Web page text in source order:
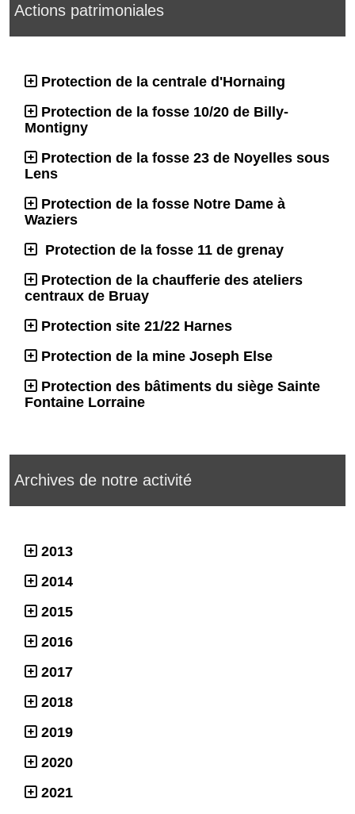
Actions patrimoniales
Protection de la centrale d'Hornaing
Protection de la fosse 10/20 de Billy-
Montigny
Protection de la fosse 23 de Noyelles sous
Lens
Protection de la fosse Notre Dame à
Waziers
Protection de la fosse 11 de grenay
Protection de la chaufferie des ateliers
centraux de Bruay
Protection site 21/22 Harnes
Protection de la mine Joseph Else
Protection des bâtiments du siège Sainte
Fontaine Lorraine
Archives de notre activité
2013
2014
2015
2016
2017
2018
2019
2020
2021